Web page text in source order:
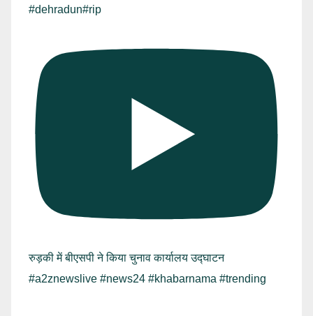
#dehradun#rip
रुड़की में बीएसपी ने किया चुनाव कार्यालय उद्घाटन
#a2znewslive #news24 #khabarnama #trending